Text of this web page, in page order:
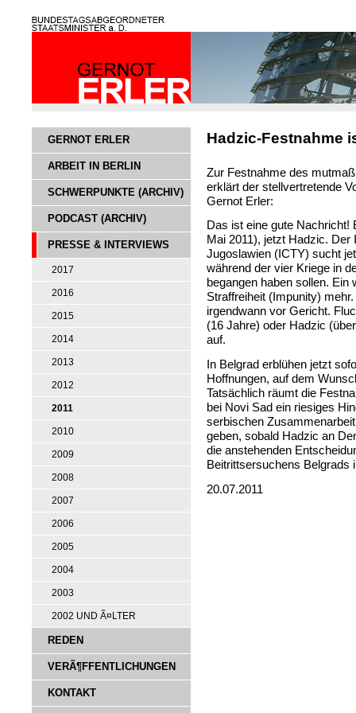
GERNOT ERLER
ARBEIT IN BERLIN
SCHWERPUNKTE (ARCHIV)
PODCAST (ARCHIV)
PRESSE & INTERVIEWS
2017
2016
2015
2014
2013
2012
2011
2010
2009
2008
2007
2006
2005
2004
2003
2002 UND Ã¤LTER
REDEN
VERÃ¶FFENTLICHUNGEN
KONTAKT
Hadzic-Festnahme
Zur Festnahme des
erklärt der stellvertretende
Gernot Erler:
Das ist eine gute Nachricht!
Mai 2011), jetzt Hadzic.
Jugoslawien (ICTY) sucht
während der vier Kriege in
begangen haben sollen.
Straffreiheit (Impunity)
irgendwann vor Gericht.
(16 Jahre) oder Hadzic
auf.
In Belgrad erblühen jetzt
Hoffnungen, auf dem
Tatsächlich räumt die
bei Novi Sad ein riesiges
serbischen
geben, sobald Hadzic an
die anstehenden
Beitrittsersuchens Belgrads
20.07.2011